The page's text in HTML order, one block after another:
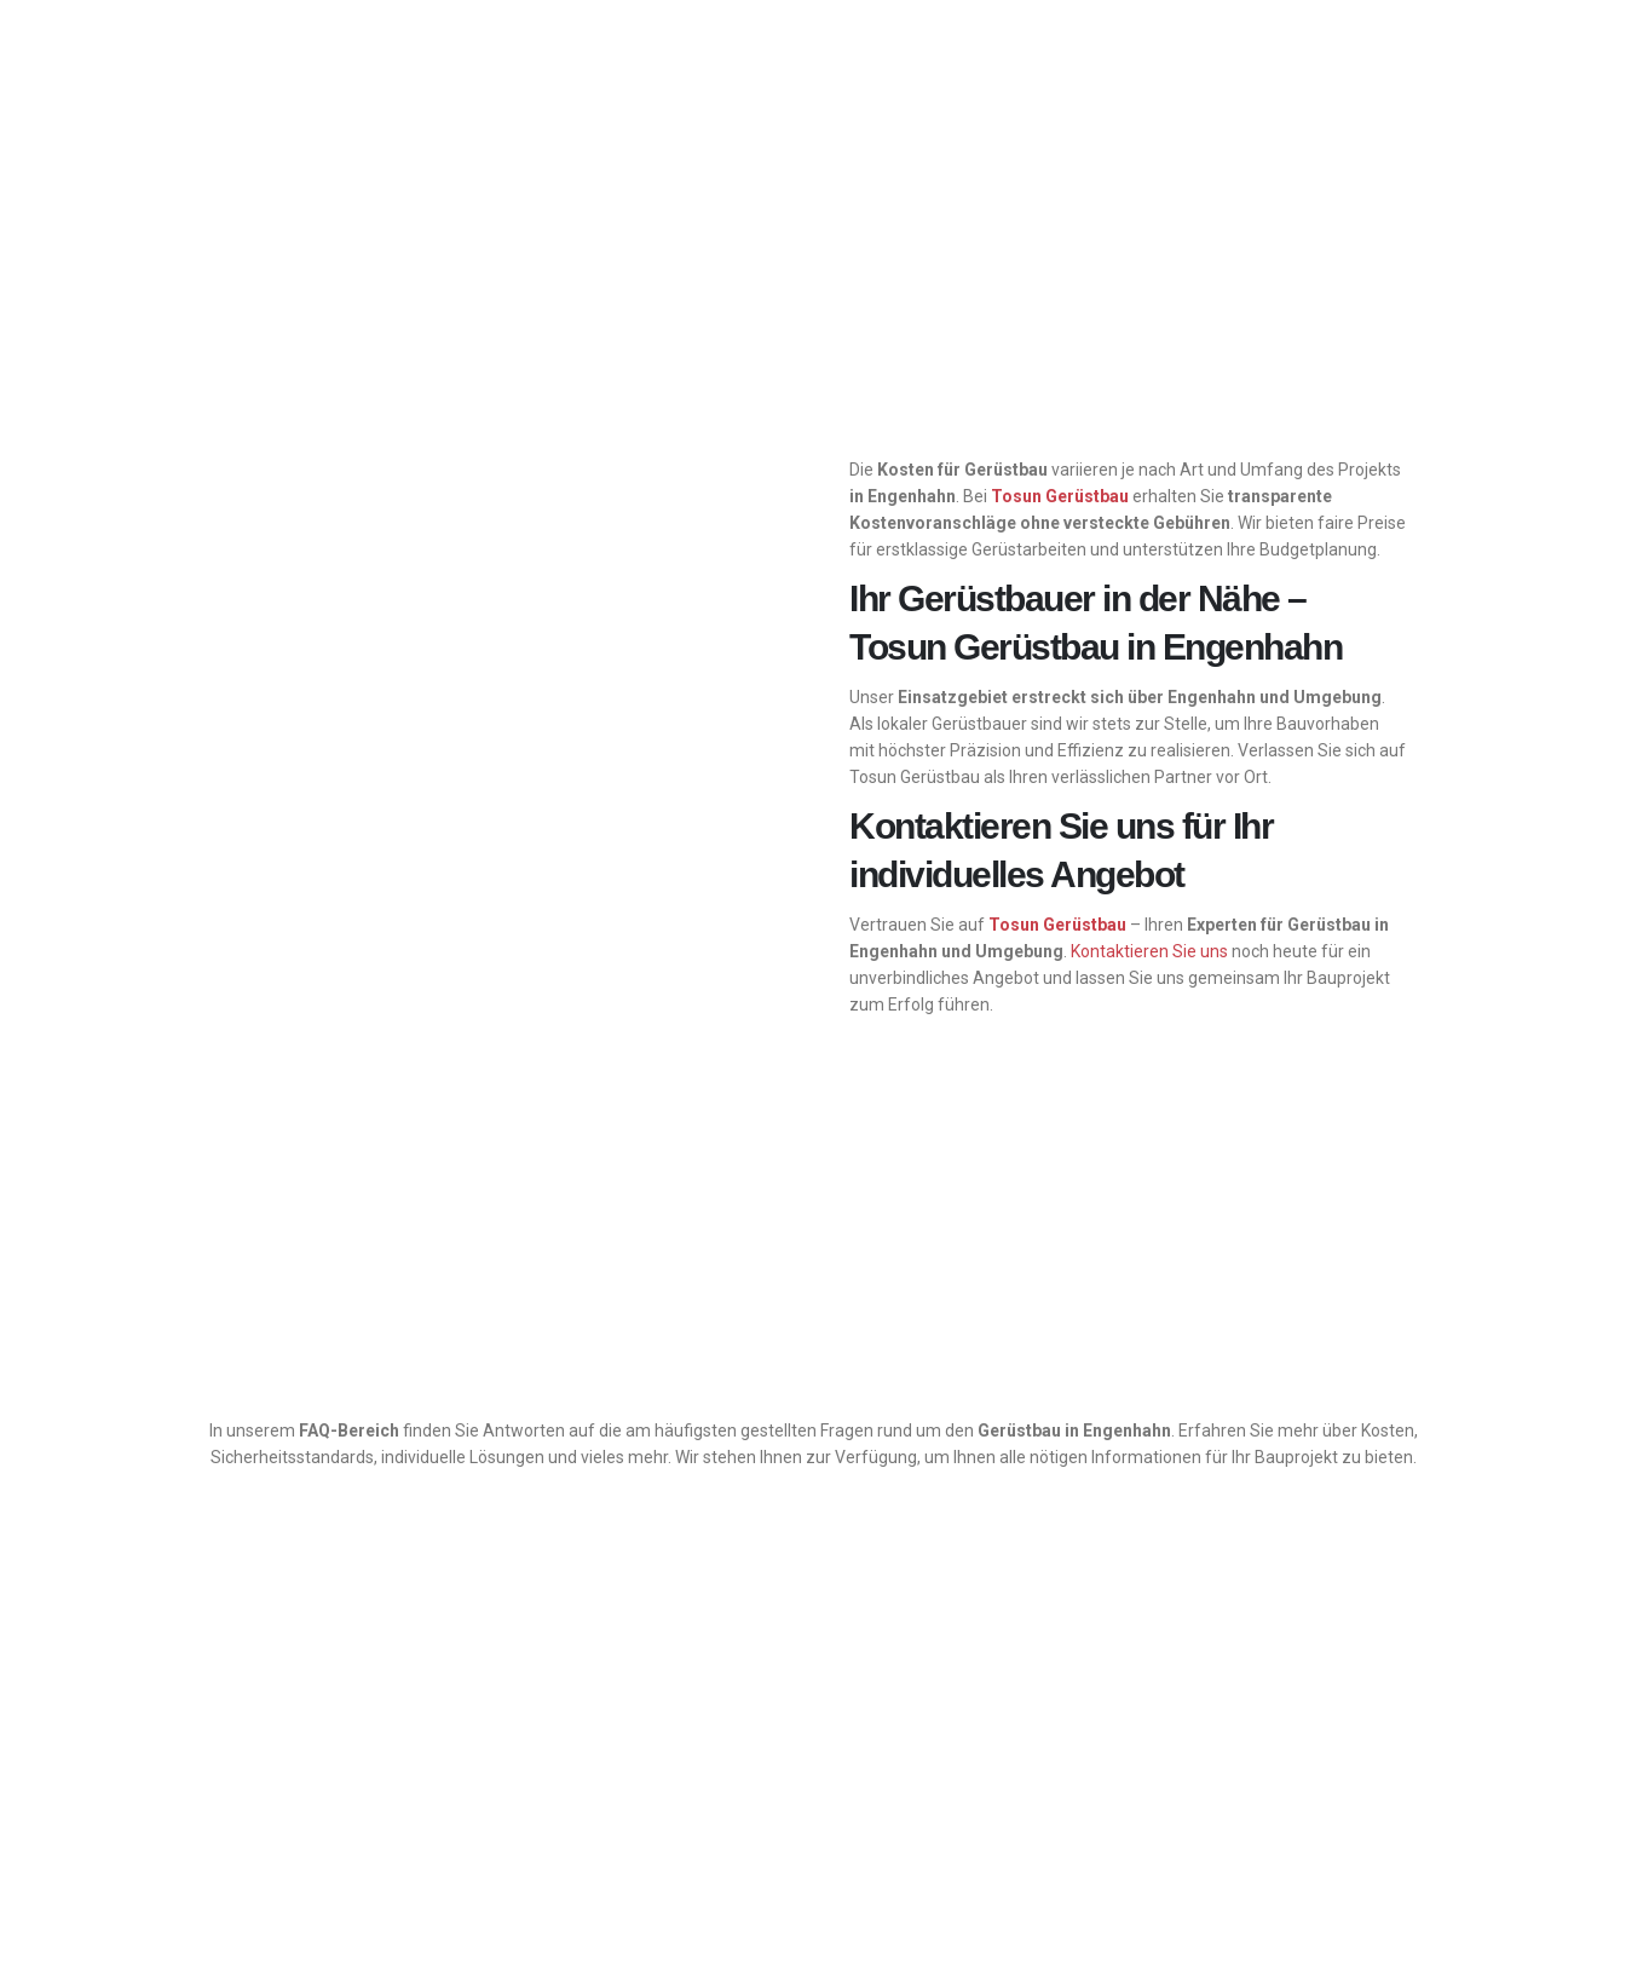
Die Kosten für Gerüstbau variieren je nach Art und Umfang des Projekts
in Engenhahn . Bei Tosun Gerüstbau erhalten Sie transparente
Kostenvoranschläge ohne versteckte Gebühren . Wir bieten faire Preise
für erstklassige Gerüstarbeiten und unterstützen Ihre Budgetplanung.
Ihr Gerüstbauer in der Nähe –
Tosun Gerüstbau in Engenhahn
Unser Einsatzgebiet erstreckt sich über Engenhahn und Umgebung
Als lokaler Gerüstbauer sind wir stets zur Stelle, um Ihre Bauvorhaben
mit höchster Präzision und Effizienz zu realisieren. Verlassen Sie sich auf
Tosun Gerüstbau als Ihren verlässlichen Partner vor Ort.
Kontaktieren Sie uns für Ihr
individuelles Angebot
Vertrauen Sie auf Tosun Gerüstbau – Ihren Experten für Gerüstbau in
Engenhahn und Umgebung Kontaktieren Sie uns noch heute für ein
unverbindliches Angebot und lassen Sie uns gemeinsam Ihr Bauprojekt
zum Erfolg führen.
In unserem FAQ-Bereich finden Sie Antworten auf die am häufigsten gestellten Fragen rund um den Gerüstbau in Engenhahn . Erfahren Sie mehr über Kosten,
Sicherheitsstandards, individuelle Lösungen und vieles mehr. Wir stehen Ihnen zur Verfügung, um Ihnen alle nötigen Informationen für Ihr Bauprojekt zu bieten.